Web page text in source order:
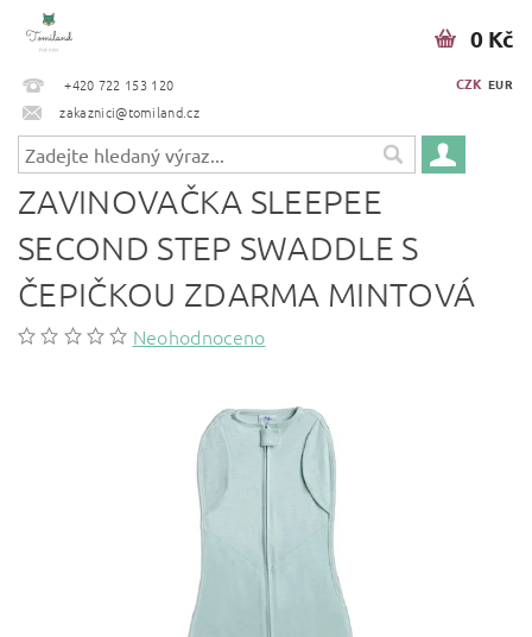
+420 722 153 120
zakaznici@tomiland.cz
CZK EUR
0 Kč
ZAVINOVAČKA SLEEPEE
SECOND STEP SWADDLE S
ČEPIČKOU ZDARMA MINTOVÁ
Neohodnoceno